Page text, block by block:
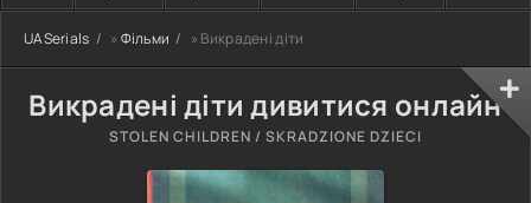
UASerials » Фільми » Викрадені діти
Викрадені діти дивитися онлайн
STOLEN CHILDREN / SKRADZIONE DZIECI